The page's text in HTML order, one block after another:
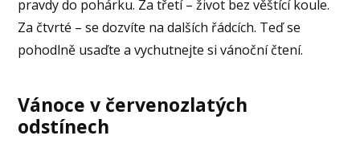
pravdy do pohárku. Za třetí – život bez věštící koule.
Za čtvrté – se dozvíte na dalších řádcích. Teď se
pohodlně usaďte a vychutnejte si vánoční čtení.
Vánoce v červenozlatých
odstínech